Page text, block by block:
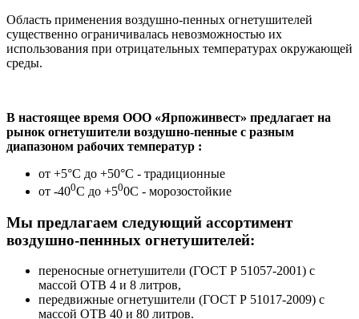
Область применения воздушно-пенных огнетушителей
существенно ограничивалась невозможностью их
использования при отрицательных температурах окружающей
среды.
В настоящее время ООО «Ярпожинвест» предлагает на
рынок огнетушители воздушно-пенные с разным
диапазоном рабочих температур :
от +5°С до +50°С - традиционные
от -400С до +500С - морозостойкие
Мы предлагаем следующий ассортимент
воздушно-пеннных огнетушителей:
переносные огнетушители (ГОСТ Р 51057-2001) с
массой ОТВ 4 и 8 литров,
передвижные огнетушители (ГОСТ Р 51017-2009) с
массой ОТВ 40 и 80 литров.